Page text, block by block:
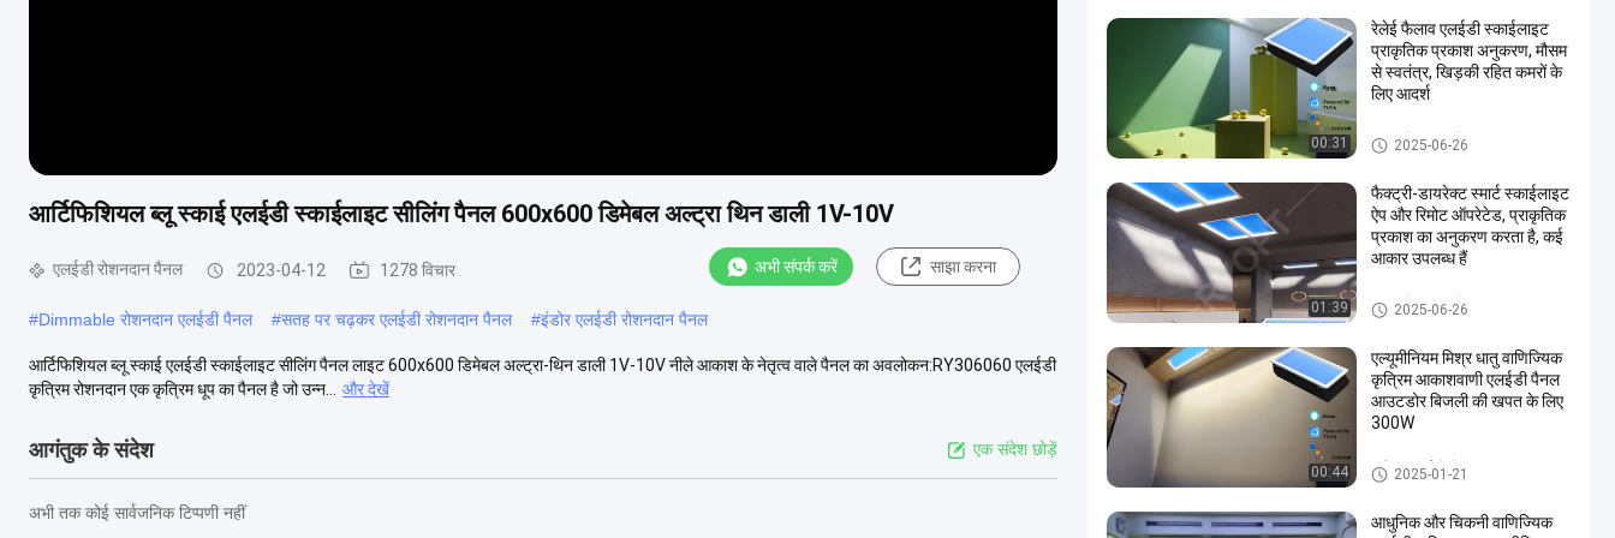
आर्टिफिशियल ब्लू स्काई एलईडी स्काईलाइट सीलिंग पैनल 600x600 डिमेबल अल्ट्रा थिन डाली 1V-10V
एलईडी रोशनदान पैनल 2023-04-12 1278 विचार अभी संपर्क करें साझा करना
#Dimmable रोशनदान एलईडी पैनल #सतह पर चढ़कर एलईडी रोशनदान पैनल #इंडोर एलईडी रोशनदान पैनल
आर्टिफिशियल ब्लू स्काई एलईडी स्काईलाइट सीलिंग पैनल लाइट 600x600 डिमेबल अल्ट्रा-थिन डाली 1V-10V नीले आकाश के नेतृत्व वाले पैनल का अवलोकन:RY306060 एलईडी
कृत्रिम रोशनदान एक कृत्रिम धूप का पैनल है जो उन्न...
और देखें
आगंतुक के संदेश एक संदेश छोड़ें
अभी तक कोई सार्वजनिक टिप्पणी नहीं
00:31
रेलेई फैलाव एलईडी स्काईलाइट
प्राकृतिक प्रकाश अनुकरण, मौसम
से स्वतंत्र, खिड़की रहित कमरों के
लिए आदर्श
अशुद्ध रोशनदान पैनल
2025-06-26
01:39
फैक्ट्री-डायरेक्ट स्मार्ट स्काईलाइट
ऐप और रिमोट ऑपरेटेड, प्राकृतिक
प्रकाश का अनुकरण करता है, कई
आकार उपलब्ध हैं
अशुद्ध रोशनदान पैनल
2025-06-26
00:44
एल्यूमीनियम मिश्र धातु वाणिज्यिक
कृत्रिम आकाशवाणी एलईडी पैनल
आउटडोर बिजली की खपत के लिए
300W
कृत्रिम एलईडी रोशनदान
2025-01-21
आधुनिक और चिकनी वाणिज्यिक